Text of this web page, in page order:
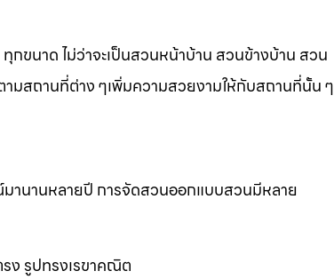
ขนาด ไม่ว่าจะเป็นสวนหน้าบ้าน สวนข้างบ้าน สวน
มสถานที่ต่าง ๆเพิ่มความสวยงามให้กับสถานที่นั้น ๆ
านานหลายปี การจัดสวนออกแบบสวนมีหลาย
ง รูปทรงเรขาคณิต